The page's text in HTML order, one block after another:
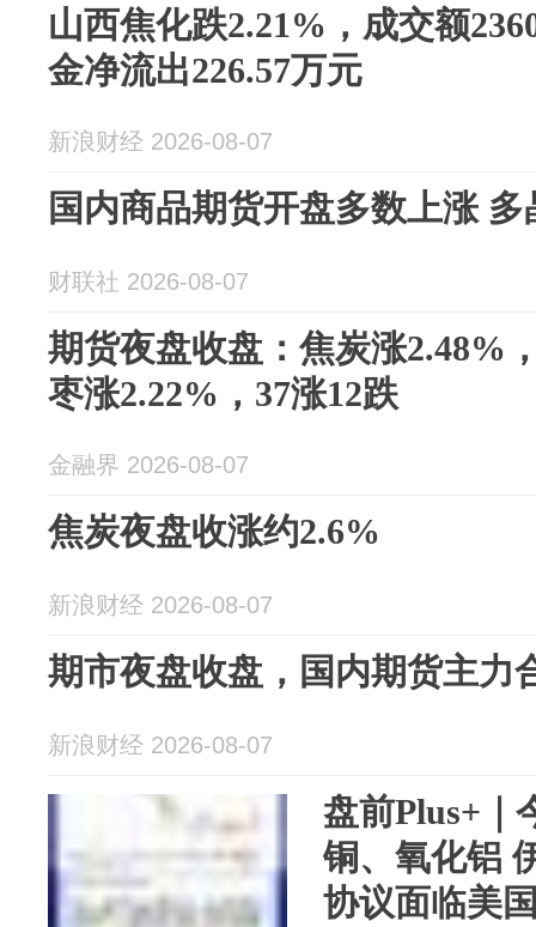
山西焦化跌2.21%，成交额
金净流出226.57万元
新浪财经 2026-08-07
国内商品期货开盘多数上涨
财联社 2026-08-07
期货夜盘收盘：焦炭涨2.48%
枣涨2.22%，37涨12跌
金融界 2026-08-07
焦炭夜盘收涨约2.6%
新浪财经 2026-08-07
期市夜盘收盘，国内期货主力
新浪财经 2026-08-07
盘前Plus+｜
铜、氧化铝
协议面临美